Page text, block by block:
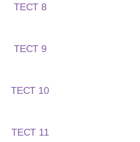
ТЕСТ 8
ТЕСТ 9
ТЕСТ 10
ТЕСТ 11